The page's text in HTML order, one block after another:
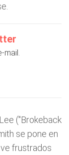
("Brokeback
se pone en
frustrados